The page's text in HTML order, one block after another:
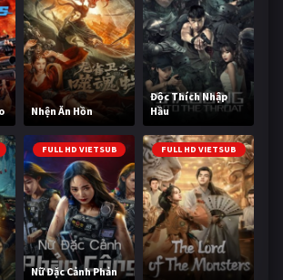
Nhện Ăn Hồn
Độc Thích Nhập
Hầu
FULL HD VIETSUB
Nữ Đặc Cảnh Phản
FULL HD VIETSUB